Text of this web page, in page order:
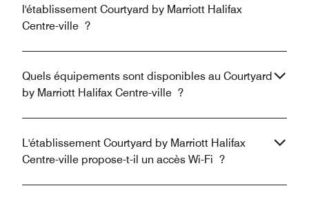
l'établissement Courtyard by Marriott Halifax
Centre-ville ?
Quels équipements sont disponibles au Courtyard
by Marriott Halifax Centre-ville ?
L'établissement Courtyard by Marriott Halifax
Centre-ville propose-t-il un accès Wi-Fi ?